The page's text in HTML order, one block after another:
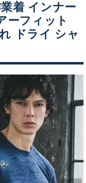
着 インナー
ーフィット
ドライ シャ